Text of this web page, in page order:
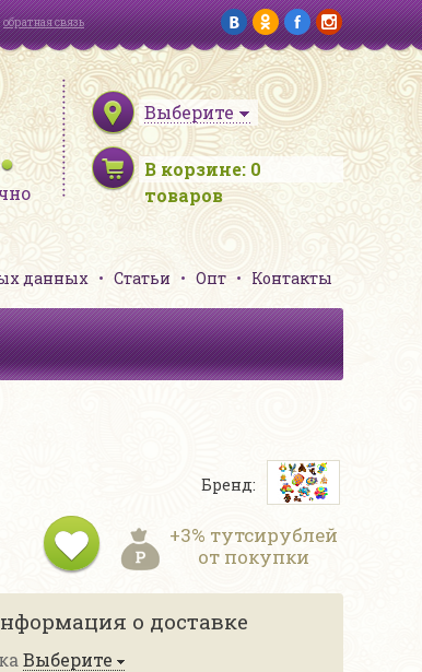
обратная связь
Выберите
В корзине: 0
товаров
данных Статьи Опт Контакты
Бренд:
+3% тутсирублей
от покупки
о доставке
Выберите